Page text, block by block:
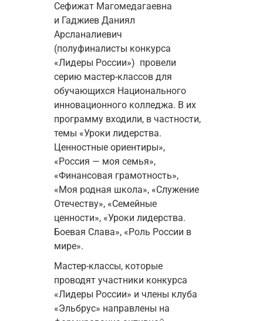
Сефижат Магомедагаевна
и Гаджиев Даниял
Арсланалиевич
(полуфиналисты конкурса
«Лидеры России») провели
серию мастер-классов для
обучающихся Национального
инновационного колледжа. В их
программу входили, в частности,
темы «Уроки лидерства.
Ценностные ориентиры»,
«Россия — моя семья»,
«Финансовая грамотность»,
«Моя родная школа», «Служение
Отечеству», «Семейные
ценности», «Уроки лидерства.
Боевая Слава», «Роль России в
мире».
Мастер-классы, которые
проводят участники конкурса
«Лидеры России» и члены клуба
«Эльбрус» направлены на